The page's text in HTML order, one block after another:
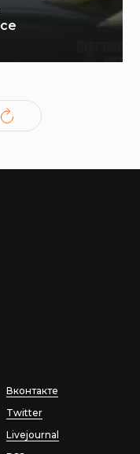
Вконтакте
Twitter
Livejournal